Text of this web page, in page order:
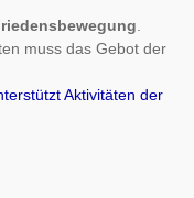
muss das Gebot der
Aktivitäten der